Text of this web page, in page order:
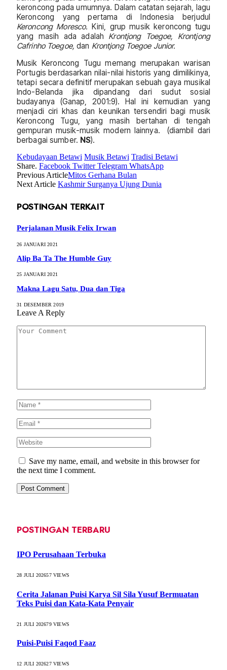
keroncong pada umumnya. Dalam catatan sejarah, lagu
Keroncong yang pertama di Indonesia berjudul
Keroncong Moresco. Kini, grup musik keroncong tugu
yang masih ada adalah Krontjong Toegoe, Krontjong
Cafrinho Toegoe,dan Krontjong Toegoe Junior.
Musik Keroncong Tugu memang merupakan warisan
Portugis berdasarkan nilai-nilai historis yang dimilikinya,
tetapi secara definitif merupakan sebuah gaya musikal
Indo-Belanda jika dipandang dari sudut sosial
budayanya (Ganap, 2001:9). Hal ini kemudian yang
menjadi ciri khas dan keunikan tersendiri bagi musik
Keroncong Tugu, yang masih bertahan di tengah
gempuran musik-musik modern lainnya. (diambil dari
berbagai sumber. NS).
Kebudayaan Betawi Musik Betawi Tradisi Betawi
Share. Facebook Twitter Telegram WhatsApp
Previous ArticleMitos Gerhana Bulan
Next Article Kashmir Surganya Ujung Dunia
POSTINGAN TERKAIT
Perjalanan Musik Felix Irwan
26 JANUARI 2021
Alip Ba Ta The Humble Guy
25 JANUARI 2021
Makna Lagu Satu, Dua dan Tiga
31 DESEMBER 2019
Leave A Reply
Save my name, email, and website in this browser for
the next time I comment.
POSTINGAN TERBARU
IPO Perusahaan Terbuka
28 JULI 202657VIEWS
Cerita Jalanan Puisi Karya Sil Sila Yusuf Bermuatan
Teks Puisi dan Kata-Kata Penyair
21 JULI 202679VIEWS
Puisi-Puisi Faqod Faaz
12 JULI 202627VIEWS